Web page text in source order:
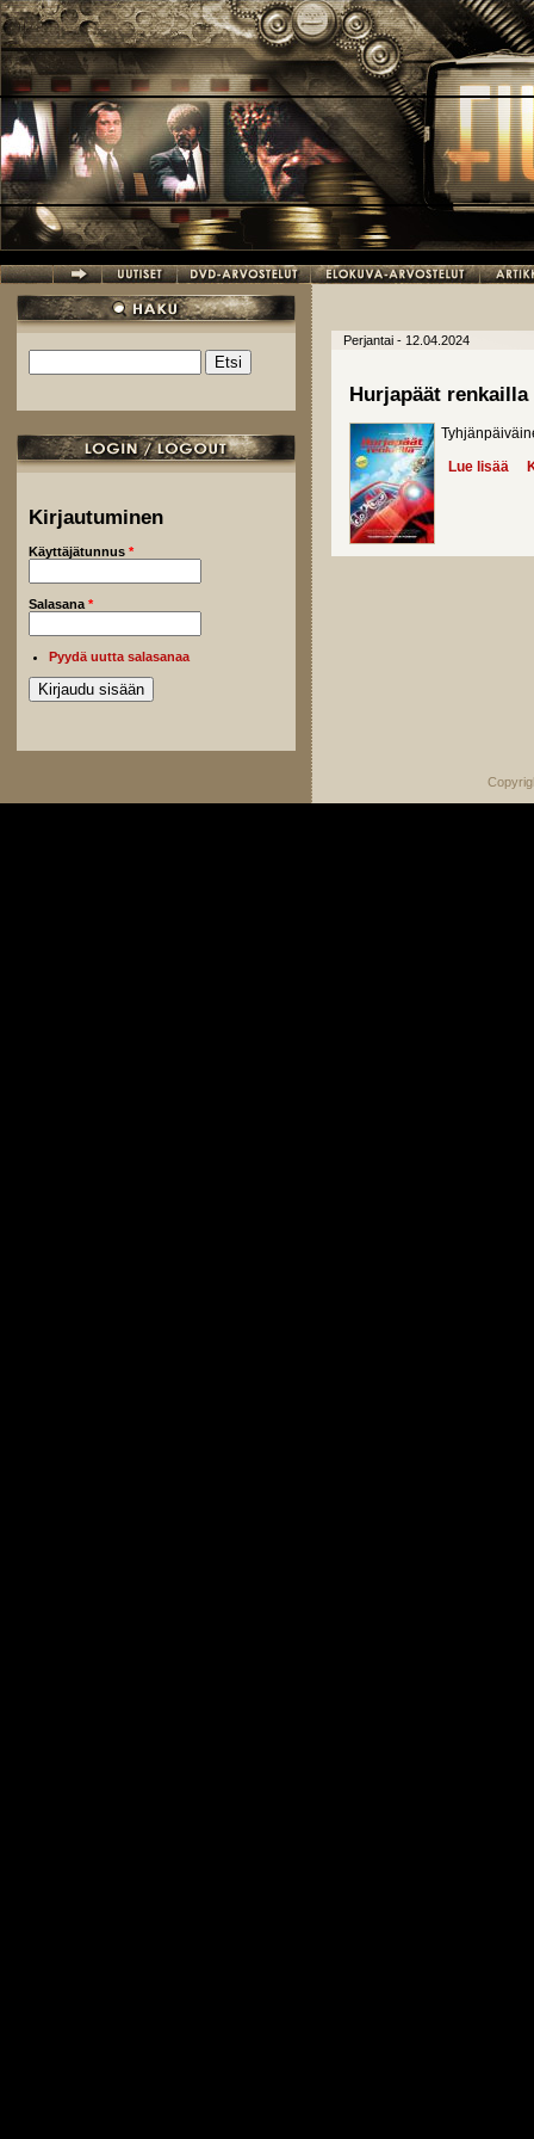
Hyppää pääsisältöön
Hakulomake
Kirjautuminen
Käyttäjätunnus *
Salasana *
Pyydä uutta salasanaa
Perjantai - 12.04.2024
Hurjapäät renkailla
Lue lisää